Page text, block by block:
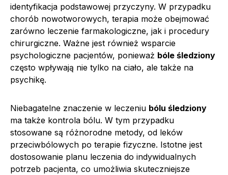
identyfikacja podstawowej przyczyny. W przypadku
chorób nowotworowych, terapia może obejmować
zarówno leczenie farmakologiczne, jak i procedury
chirurgiczne. Ważne jest również wsparcie
psychologiczne pacjentów, ponieważ bóle śledziony
często wpływają nie tylko na ciało, ale także na
psychikę.
Niebagatelne znaczenie w leczeniu bólu śledziony
ma także kontrola bólu. W tym przypadku
stosowane są różnorodne metody, od leków
przeciwbólowych po terapie fizyczne. Istotne jest
dostosowanie planu leczenia do indywidualnych
potrzeb pacjenta, co umożliwia skuteczniejsze